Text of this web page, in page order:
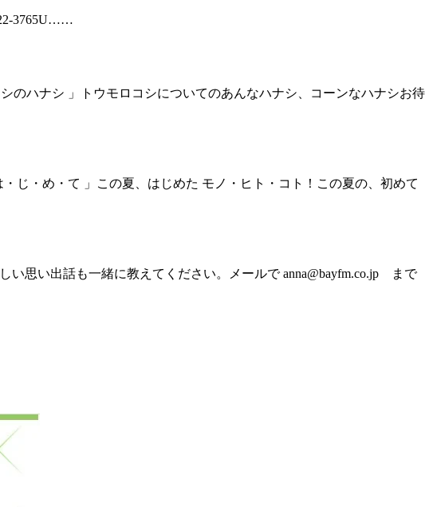
3765U……
のハナシ 」トウモロコシについてのあんなハナシ、コーンなハナシお待
じ・め・て 」この夏、はじめた モノ・ヒト・コト！この夏の、初めて
思い出話も一緒に教えてください。メールで anna@bayfm.co.jp まで